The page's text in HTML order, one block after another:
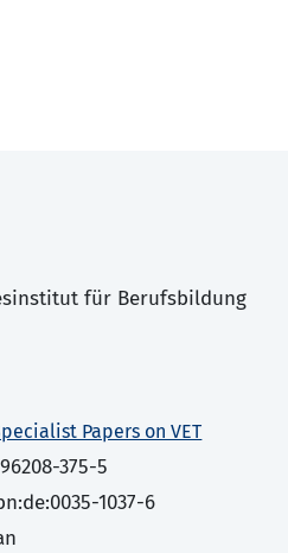
für Berufsbildung
Papers on VET
375-5
1037-6